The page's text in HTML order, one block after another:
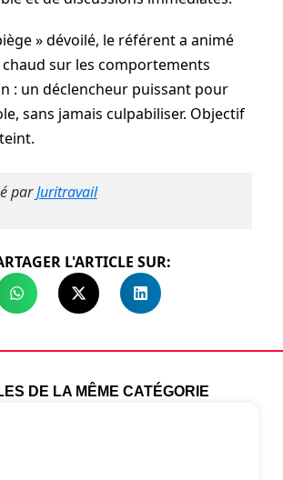
» dévoilé, le référent a animé
chaud sur les comportements
: un déclencheur puissant pour
sans jamais culpabiliser. Objectif
parJuritravail
L'ARTICLE SUR:
DE LA MÊME CATÉGORIE